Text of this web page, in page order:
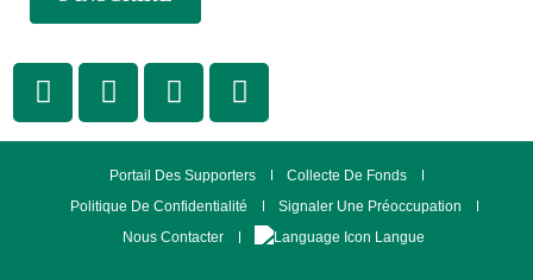
Portail Des Supporters
Collecte De Fonds
Politique De Confidentialité
Signaler Une Préoccupation
Nous Contacter
Langue